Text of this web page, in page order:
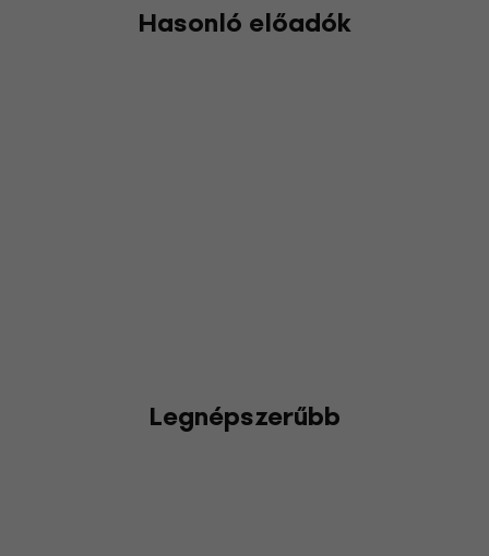
Hasonló előadók
Legnépszerűbb